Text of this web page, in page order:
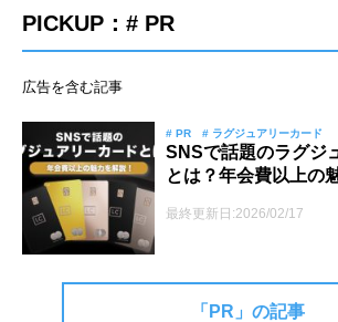
PICKUP：# PR
広告を含む記事
# PR # ラグジュアリーカード
SNSで話題のラグジ
とは？年会費以上の
最終更新日:2026/02/17
「PR」の記事